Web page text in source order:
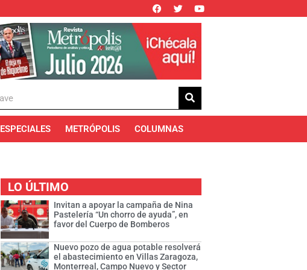
ESPECIALES METRÓPOLIS COLUMNAS
LO ÚLTIMO
Invitan a apoyar la campaña de Nina
Pastelería “Un chorro de ayuda”, en
favor del Cuerpo de Bomberos
Nuevo pozo de agua potable resolverá
el abastecimiento en Villas Zaragoza,
Monterreal, Campo Nuevo y Sector